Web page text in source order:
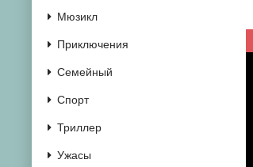
Мюзикл
Приключения
Семейный
Спорт
Триллер
Ужасы